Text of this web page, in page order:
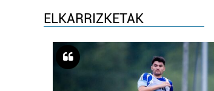
ELKARRIZKETAK